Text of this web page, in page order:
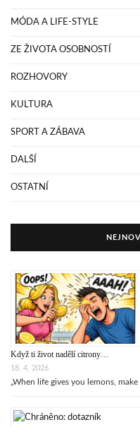
MÓDA A LIFE-STYLE
ZE ŽIVOTA OSOBNOSTÍ
ROZHOVORY
KULTURA
SPORT A ZÁBAVA
DALŠÍ
OSTATNÍ
Když ti život nadělí citrony…
18. 4. 2026
„When life gives you lemons,